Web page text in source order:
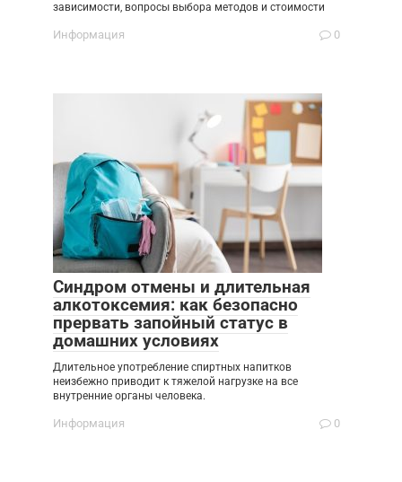
зависимости, вопросы выбора методов и стоимости
Информация 0
Синдром отмены и длительная
алкотоксемия: как безопасно
прервать запойный статус в
домашних условиях
Длительное употребление спиртных напитков
неизбежно приводит к тяжелой нагрузке на все
внутренние органы человека.
Информация 0